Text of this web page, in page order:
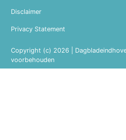
Copyright (c) 2026 |
voorbehouden
Disclaimer
Privacy Statement